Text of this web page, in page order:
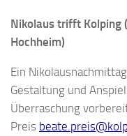
Nikolaus trifft Kolping
Hochheim)
Ein
Gestaltung und
Überraschung
Preis